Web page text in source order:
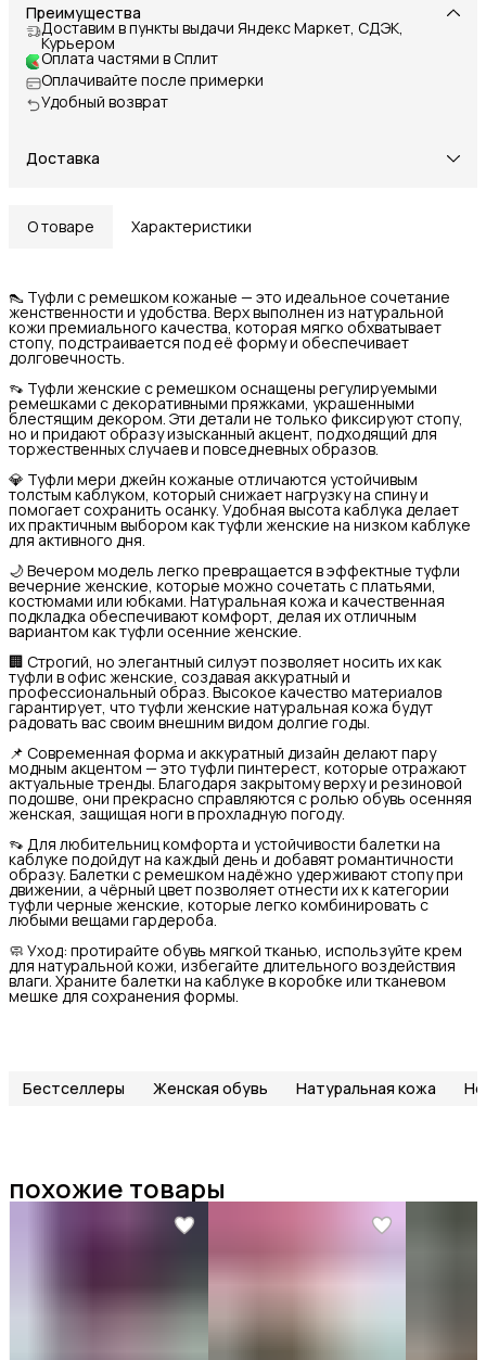
Преимущества
Доставим в пункты выдачи Яндекс Маркет, СДЭК,
Курьером
Оплата частями в Сплит
Оплачивайте после примерки
Удобный возврат
Доставка
О товаре Характеристики
👠 Туфли с ремешком кожаные — это идеальное сочетание
женственности и удобства. Верх выполнен из натуральной
кожи премиального качества, которая мягко обхватывает
стопу, подстраивается под её форму и обеспечивает
долговечность.
👡 Туфли женские с ремешком оснащены регулируемыми
ремешками с декоративными пряжками, украшенными
блестящим декором. Эти детали не только фиксируют стопу,
но и придают образу изысканный акцент, подходящий для
торжественных случаев и повседневных образов.
💎 Туфли мери джейн кожаные отличаются устойчивым
толстым каблуком, который снижает нагрузку на спину и
помогает сохранить осанку. Удобная высота каблука делает
их практичным выбором как туфли женские на низком каблуке
для активного дня.
🌙 Вечером модель легко превращается в эффектные туфли
вечерние женские, которые можно сочетать с платьями,
костюмами или юбками. Натуральная кожа и качественная
подкладка обеспечивают комфорт, делая их отличным
вариантом как туфли осенние женские.
🏢 Строгий, но элегантный силуэт позволяет носить их как
туфли в офис женские, создавая аккуратный и
профессиональный образ. Высокое качество материалов
гарантирует, что туфли женские натуральная кожа будут
радовать вас своим внешним видом долгие годы.
📌 Современная форма и аккуратный дизайн делают пару
модным акцентом — это туфли пинтерест, которые отражают
актуальные тренды. Благодаря закрытому верху и резиновой
подошве, они прекрасно справляются с ролью обувь осенняя
женская, защищая ноги в прохладную погоду.
👡 Для любительниц комфорта и устойчивости балетки на
каблуке подойдут на каждый день и добавят романтичности
образу. Балетки с ремешком надёжно удерживают стопу при
движении, а чёрный цвет позволяет отнести их к категории
туфли черные женские, которые легко комбинировать с
любыми вещами гардероба.
🧼 Уход: протирайте обувь мягкой тканью, используйте крем
для натуральной кожи, избегайте длительного воздействия
влаги. Храните балетки на каблуке в коробке или тканевом
мешке для сохранения формы.
Бестселлеры Женская обувь Натуральная кожа
похожие товары